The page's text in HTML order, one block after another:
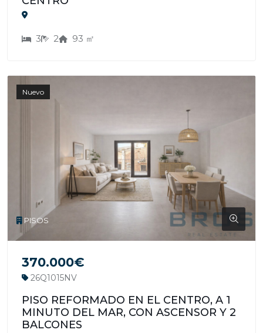
3 2 93 ㎡
Nuevo
PISOS
370.000€
26Q1015NV
PISO REFORMADO EN EL CENTRO, A 1
MINUTO DEL MAR, CON ASCENSOR Y 2
BALCONES